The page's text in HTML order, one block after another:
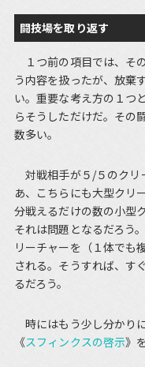
闘技場を取り返す
１つ前の項目では、そ
う内容を扱ったが、放棄
い。重要な考え方の１つ
らそうしただけだ。その
数多い。
対戦相手が５/５のクリ
あ、こちらにも大型クリ
分戦えるだけの数の小型
それは問題となるだろう
リーチャーを（１体でも
される。そうすれば、す
るだろう。
時にはもう少し分かり
《スフィンクスの啓示》